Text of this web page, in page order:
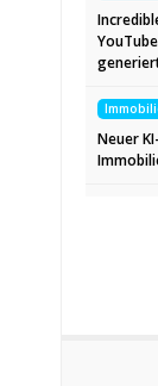
Neuer